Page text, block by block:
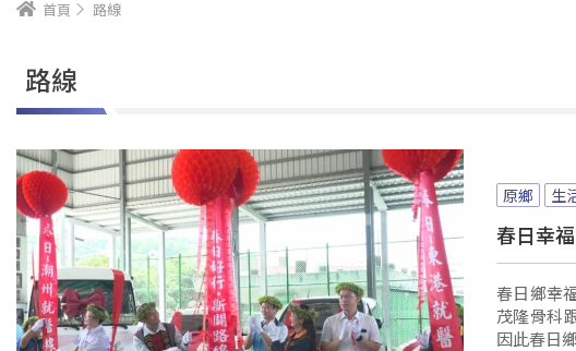
首頁 路線
路線
原鄉 生
春日幸
春日鄉幸
茂隆骨科
因此春日